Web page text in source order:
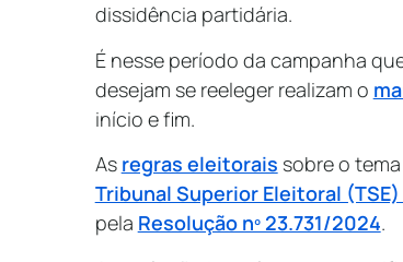
dissidência partidária.
É nesse período da campanha
desejam se reeleger realizam o
início e fim.
As regras eleitorais sobre o
Tribunal Superior Eleitoral (TSE)
pela Resolução nº 23.731/2024.